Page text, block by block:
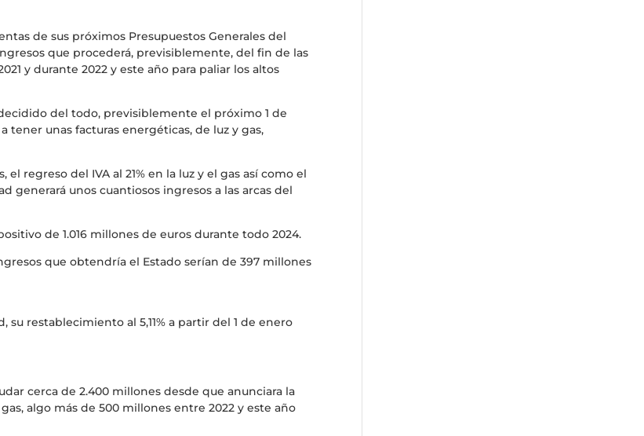
de sus próximos Presupuestos Generales del
que procederá, previsiblemente, del fin de las
y durante 2022 y este año para paliar los altos
del todo, previsiblemente el próximo 1 de
unas facturas energéticas, de luz y gas,
regreso del IVA al 21% en la luz y el gas así como el
generará unos cuantiosos ingresos a las arcas del
de 1.016 millones de euros durante todo 2024.
que obtendría el Estado serían de 397 millones
restablecimiento al 5,11% a partir del 1 de enero
cerca de 2.400 millones desde que anunciara la
algo más de 500 millones entre 2022 y este año